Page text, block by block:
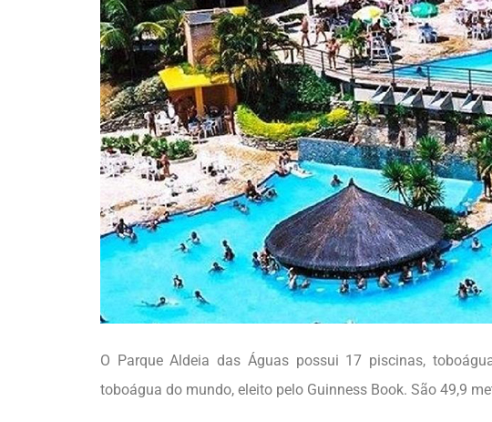
O Parque Aldeia das Águas possui 17 piscinas,
toboágua do mundo, eleito pelo Guinness Book. São 49,9